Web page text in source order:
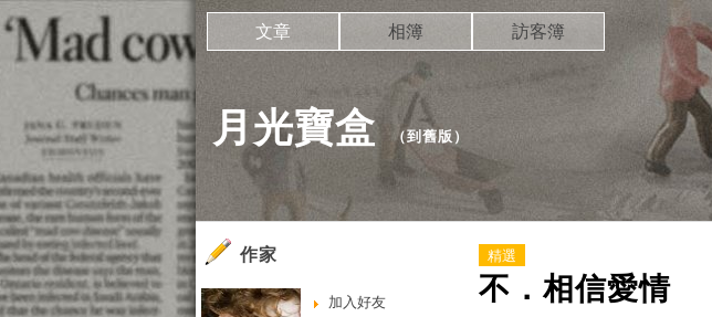
月光寶盒 （到舊版 ）
文章 相簿 訪客簿
精選
不．相信愛情
作家
加入好友